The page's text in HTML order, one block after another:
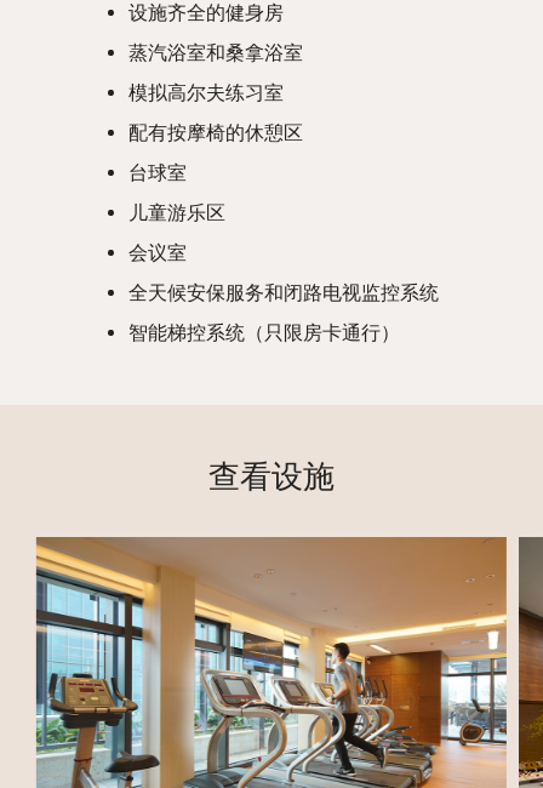
设施齐全的健身房
蒸汽浴室和桑拿浴室
模拟高尔夫练习室
配有按摩椅的休憩区
台球室
儿童游乐区
会议室
全天候安保服务和闭路电视监控系统
智能梯控系统（只限房卡通行）
查看设施